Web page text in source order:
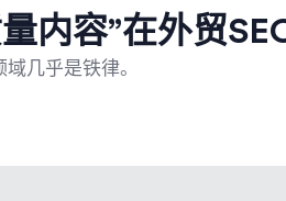
内容”在外贸
几乎是铁律。